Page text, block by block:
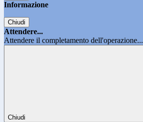
Informazione
Chiudi
Attendere...
Attendere il completamento dell'operazione...
Chiudi